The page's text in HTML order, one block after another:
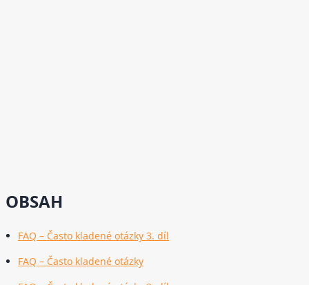
OBSAH
FAQ – Často kladené otázky 3. díl
FAQ – Často kladené otázky